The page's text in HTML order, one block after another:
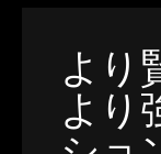
より
より